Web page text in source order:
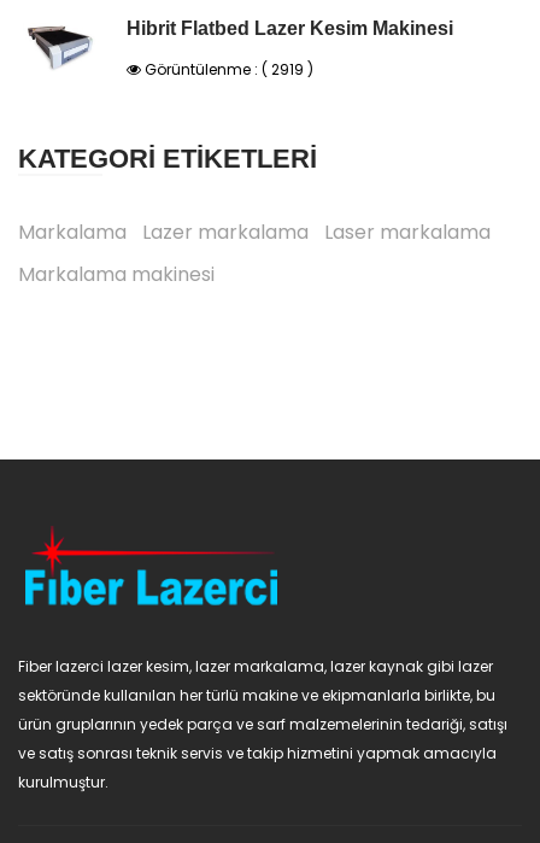
Hibrit Flatbed Lazer Kesim Makinesi
Görüntülenme : ( 2919 )
KATEGORİ ETİKETLERİ
Markalama Lazer markalama
Laser markalama
Markalama makinesi
Fiber lazerci lazer kesim, lazer markalama, lazer kaynak gibi lazer
sektöründe kullanılan her türlü makine ve ekipmanlarla birlikte, bu
ürün gruplarının yedek parça ve sarf malzemelerinin tedariği, satışı
ve satış sonrası teknik servis ve takip hizmetini yapmak amacıyla
kurulmuştur.